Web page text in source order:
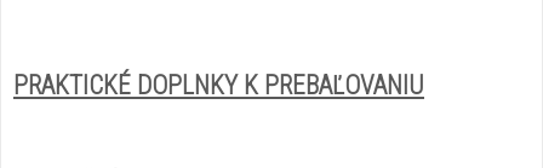
PRAKTICKÉ DOPLNKY K PREBAĽOVANIU